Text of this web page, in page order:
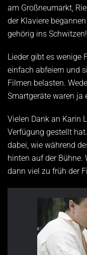
am Großneumarkt,
der Klaviere
gehörig ins Schwitzen!
Lieder gibt es wenige
einfach abfeiern und
Filmen belasten.
Smartgeräte waren ja
Vielen Dank an Karin
Verfügung gestellt
dabei, wie während
hinten auf der Bühne.
dann viel zu früh der